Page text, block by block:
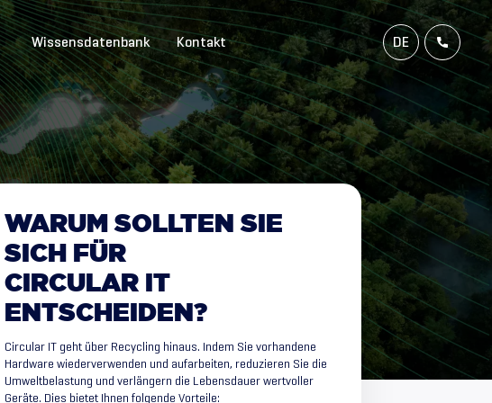
Wissensdatenbank
Kontakt
NL
FR
EN
DE
WARUM SOLLTEN SIE
SICH
FÜR
CIRCULAR IT
ENTSCHEIDEN?
Circular IT geht über Recycling hinaus. Indem Sie vorhandene
Hardware wiederverwenden und aufarbeiten, reduzieren Sie die
Umweltbelastung und verlängern die Lebensdauer wertvoller
Geräte. Dies bietet Ihnen folgende Vorteile: